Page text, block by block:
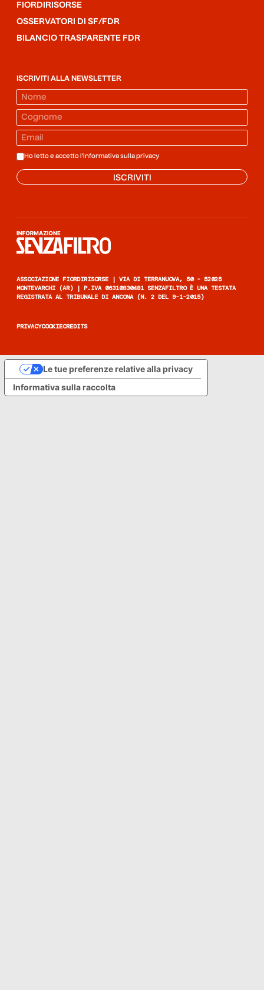
FIORDIRISORSE
OSSERVATORI DI SF/FDR
BILANCIO TRASPARENTE FDR
ISCRIVITI ALLA NEWSLETTER
Ho letto e accetto l'informativa sulla privacy
ISCRIVITI
ASSOCIAZIONE FIORDIRISORSE | VIA DI TERRANUOVA, 50 - 52025
MONTEVARCHI (AR) | P.IVA 06310830481 SENZAFILTRO È UNA TESTATA
REGISTRATA AL TRIBUNALE DI ANCONA (N. 2 DEL 9-1-2015)
PRIVACYCOOKIECREDITS
Informativa sulla raccolta
Le tue preferenze relative alla privacy